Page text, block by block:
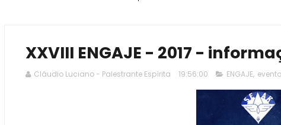
XXVIII ENGAJE - 2017 -
Cláudio Luciano - Palestrante Espírita 19:56:00 ENGAJE,